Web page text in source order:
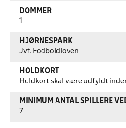
DOMMER
HJØRNESPARK
Jvf. Fodboldloven
HOLDKORT
Holdkort skal være udfyldt
MINIMUM ANTAL SPILLERE
7